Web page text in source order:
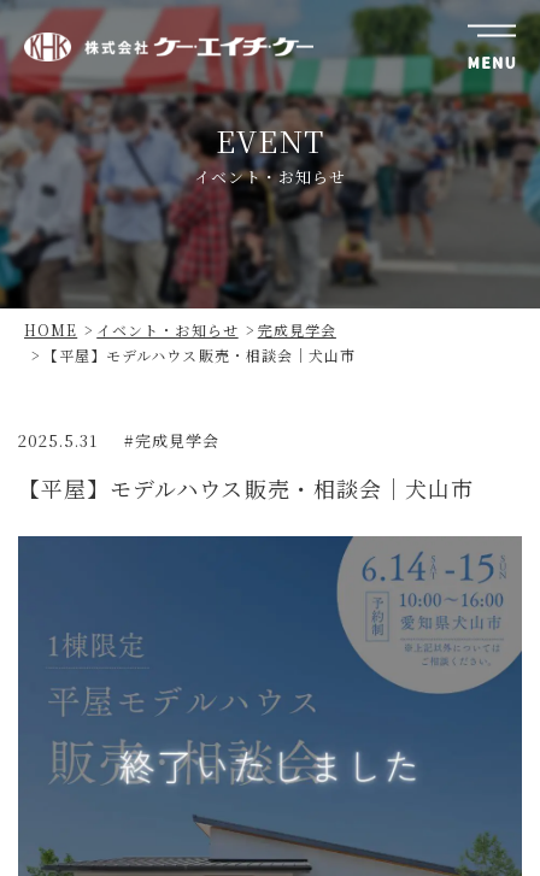
株
式
会
社
ケ
ー・
エ
イ
チ・
ケ
EVENT
イベント・お知らせ
HOME イベント・お知らせ
完成見学会
【平屋】モデルハウス販売・相談会｜犬山市
2025.5.31 完成見学会
【平屋】モデルハウス販売・相談会｜犬山市